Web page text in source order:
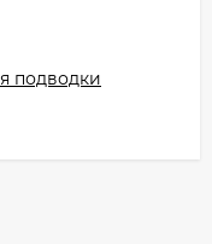
подводки